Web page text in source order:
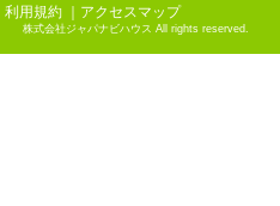
利用規約 ｜アクセスマップ
会社ジャパナビハウス All rights reserved.